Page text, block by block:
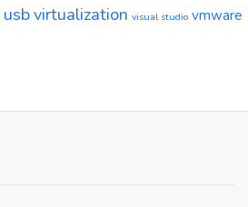
usbvirtualization visual studio vmware